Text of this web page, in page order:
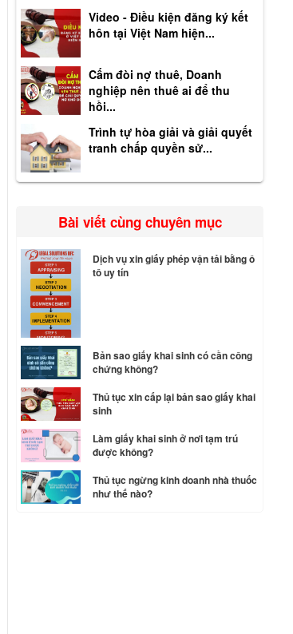
Video - Điều kiện đăng ký kết
hôn tại Việt Nam hiện...
Cấm đòi nợ thuê, Doanh
nghiệp nên thuê ai để thu
hồi...
Trình tự hòa giải và giải quyết
tranh chấp quyền sử...
Bài viết cùng chuyên mục
Dịch vụ xin giấy phép vận tải bằng ô
tô uy tín
Bản sao giấy khai sinh có cần công
chứng không?
Thủ tục xin cấp lại bản sao giấy khai
sinh
Làm giấy khai sinh ở nơi tạm trú
được không?
Thủ tục ngừng kinh doanh nhà thuốc
như thế nào?